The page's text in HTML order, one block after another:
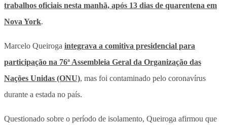
trabalhos oficiais nesta manhã, após 13 dias de quarentena em
Nova York.
Marcelo Queiroga integrava a comitiva presidencial para
participação na 76ª Assembleia Geral da Organização das
Nações Unidas (ONU), mas foi contaminado pelo coronavírus
durante a estada no país.
Questionado sobre o período de isolamento, Queiroga afirmou que